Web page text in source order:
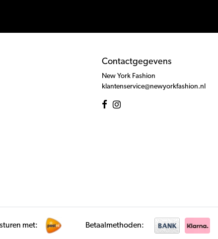
Contactgegevens
New York Fashion
klantenservice@newyorkfashion.nl
met: Betaalmethoden: